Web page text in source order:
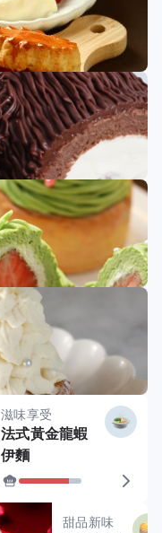
滋味享受
法式黃金龍蝦
伊麵
甜品新味